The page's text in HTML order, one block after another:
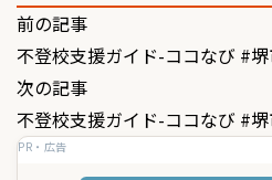
投
稿
ナ
ビ
前の記事
不登校支援ガイド-ココなび #
次の記事
不登校支援ガイド-ココなび #
PR・広告